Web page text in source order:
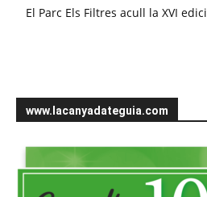
El Parc Els Filtres acull la XVI
www.lacanyadateguia.com